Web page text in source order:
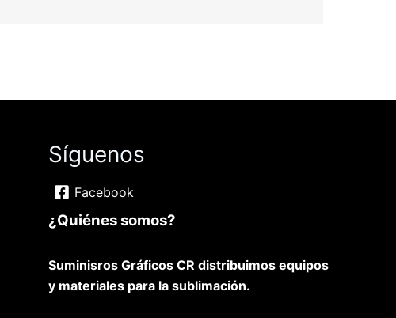
Síguenos
Facebook
¿Quiénes somos?
Suminisros Gráficos CR distribuimos equipos
y materiales para la sublimación.